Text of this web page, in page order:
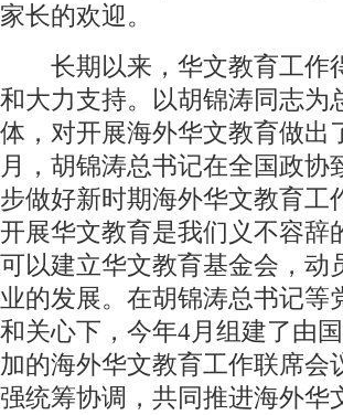
家长的欢迎。
长期以来，华文教育工作
和大力支持。以胡锦涛同志为
体，对开展海外华文教育做出
月，胡锦涛总书记在全国政
步做好新时期海外华文教育工
开展华文教育是我们义不容辞
可以建立华文教育基金会，动
业的发展。在胡锦涛总书记等
和关心下，今年4月组建了由
加的海外华文教育工作联席会
强统筹协调，共同推进海外华